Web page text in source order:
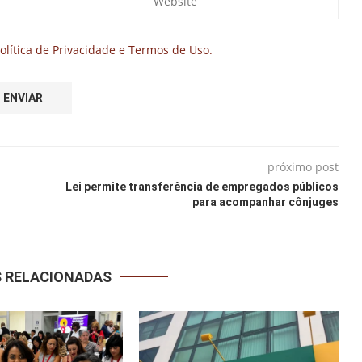
de Privacidade e Termos de Uso.
próximo post
Lei permite transferência de empregados públicos
para acompanhar cônjuges